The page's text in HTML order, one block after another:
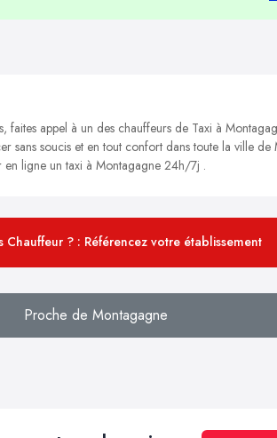
appel à un des chauffeurs de Taxi à
sans soucis et en tout confort dans toute la ville de
en ligne un taxi à Montagagne 24h/7j .
Chauffeur ? : Référencez votre établissement
Proche de Montagagne